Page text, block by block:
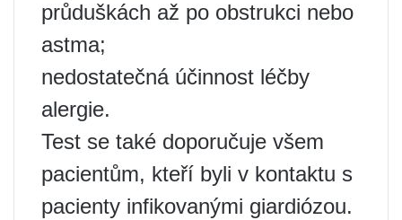
průduškách až po obstrukci nebo
astma;
nedostatečná účinnost léčby
alergie.
Test se také doporučuje všem
pacientům, kteří byli v kontaktu s
pacienty infikovanými giardiózou.